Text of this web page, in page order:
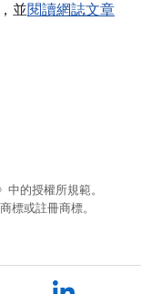
，並閱讀網誌文章
中的授權所規範。
標或註冊商標。